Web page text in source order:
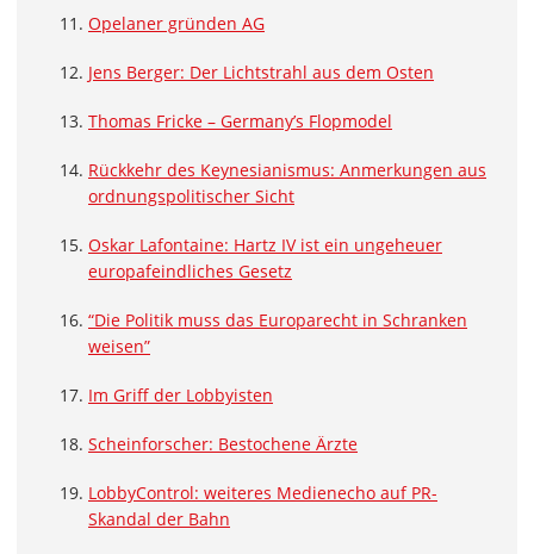
Opelaner gründen AG
Jens Berger: Der Lichtstrahl aus dem Osten
Thomas Fricke – Germany’s Flopmodel
Rückkehr des Keynesianismus: Anmerkungen aus
ordnungspolitischer Sicht
Oskar Lafontaine: Hartz IV ist ein ungeheuer
europafeindliches Gesetz
“Die Politik muss das Europarecht in Schranken
weisen”
Im Griff der Lobbyisten
Scheinforscher: Bestochene Ärzte
LobbyControl: weiteres Medienecho auf PR-
Skandal der Bahn